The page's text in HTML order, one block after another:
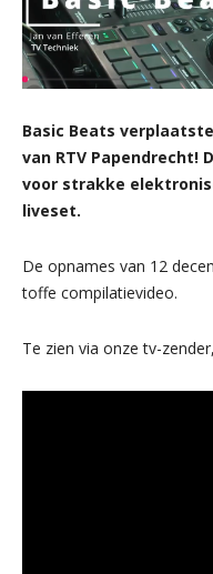
Basic Beats
van RTV Papendrecht!
voor strakke
liveset.
De opnames van 12
toffe compilatievideo.
Te zien via onze tv-